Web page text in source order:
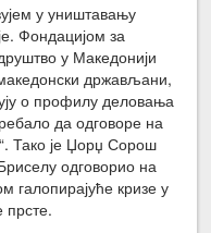
у уништавању
Фондацијом за
у Македонији
држављани,
о профилу деловања
да одговоре на
Тако је Џорџ Сорош
одговорио на
галопирајуће кризе у
прсте.